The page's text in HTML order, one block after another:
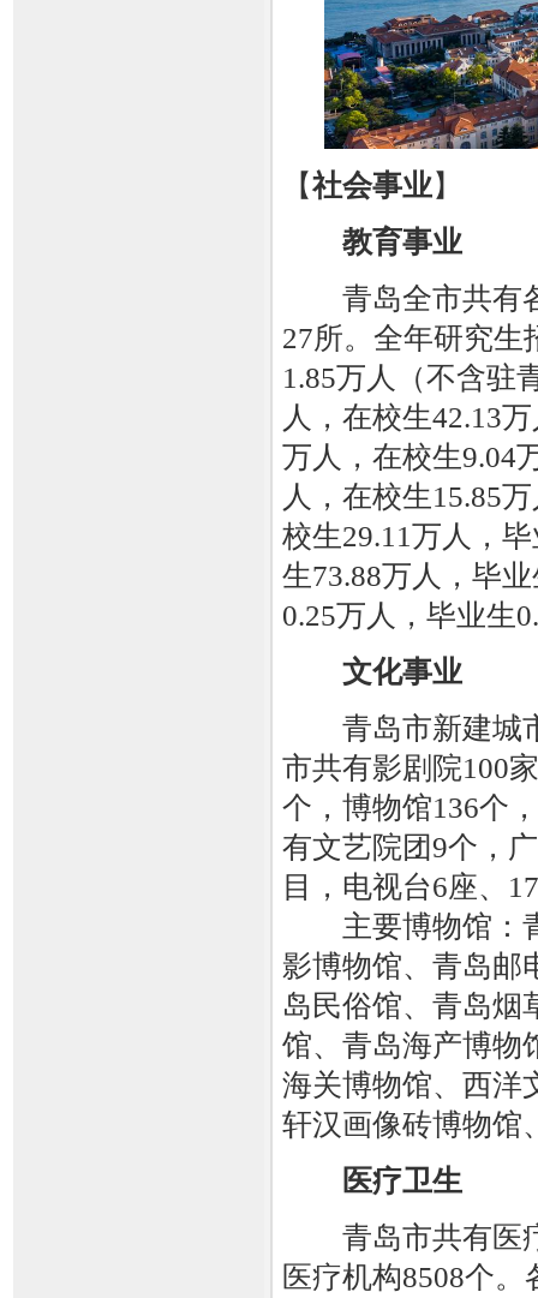
【社会事业】
教育事业
青岛全市共有各
27所。全年研究生
1.85万人（不含驻
人，在校生42.13
万人，在校生9.04
人，在校生15.85
校生29.11万人，
生73.88万人，毕
0.25万人，毕业生
文化事业
青岛市新建城
市共有影剧院100
个，博物馆136个
有文艺院团9个，
目，电视台6座、
主要博物馆：青
影博物馆、青岛邮
岛民俗馆、青岛烟
馆、青岛海产博物
海关博物馆、西洋
轩汉画像砖博物馆
医疗卫生
青岛市共有医疗
医疗机构8508个